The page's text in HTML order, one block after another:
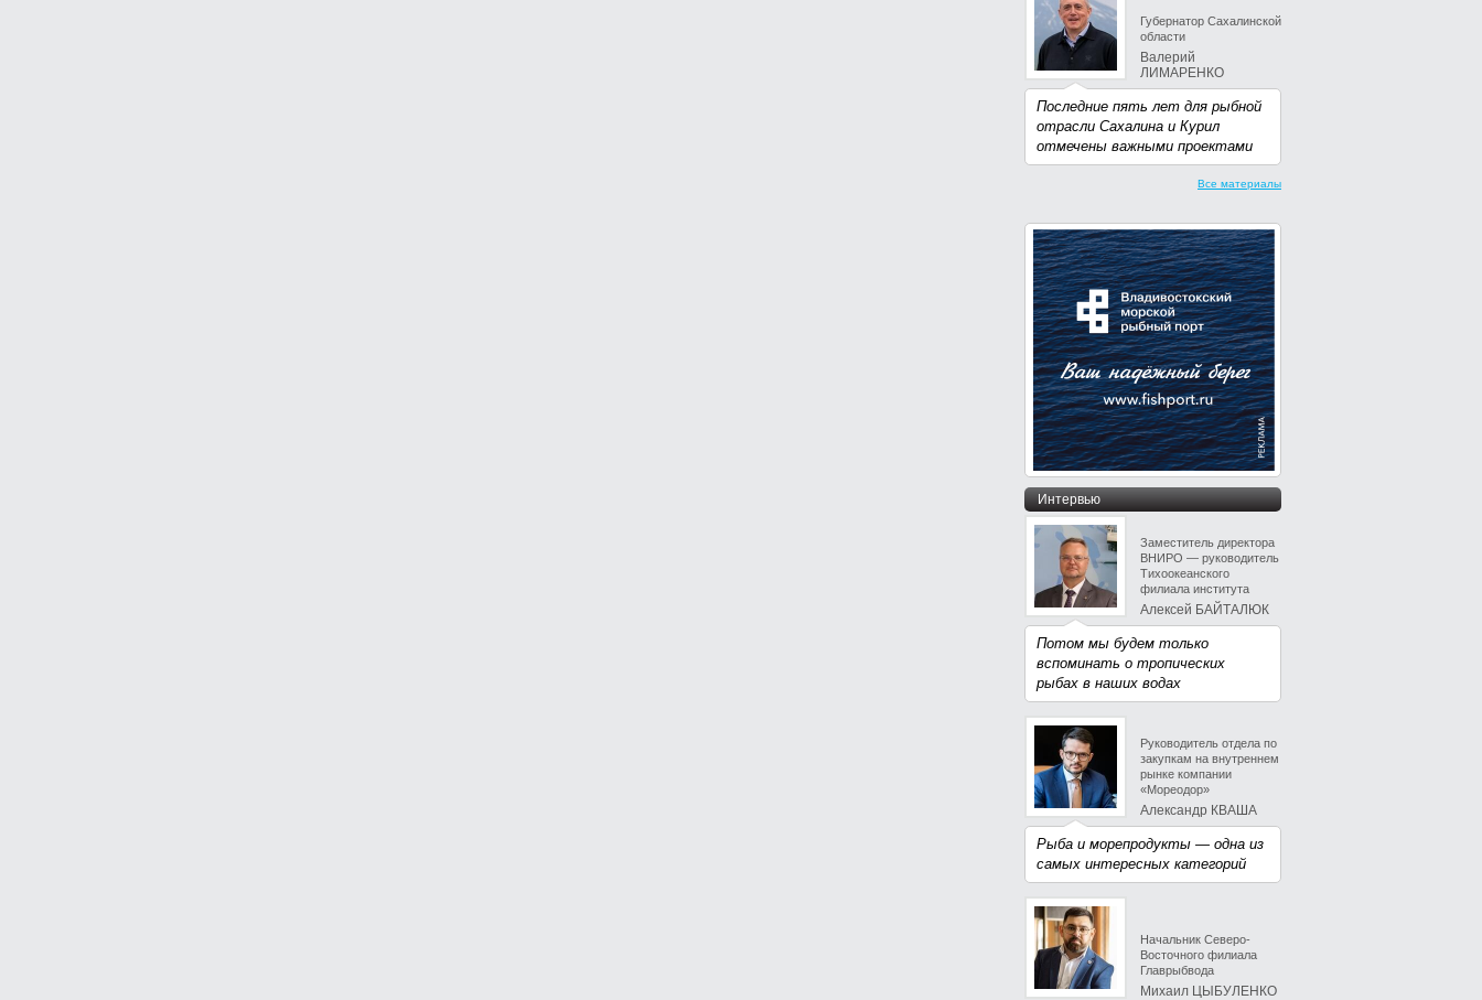
Губернатор Сахалинской
области
Валерий
ЛИМАРЕНКО
Последние пять лет для рыбной
отрасли Сахалина и Курил
отмечены важными проектами
Все материалы
Интервью
Заместитель директора
ВНИРО — руководитель
Тихоокеанского
филиала института
Алексей БАЙТАЛЮК
Потом мы будем только
вспоминать о тропических
рыбах в наших водах
Руководитель отдела по
закупкам на внутреннем
рынке компании
«Мореодор»
Александр КВАША
Рыба и морепродукты — одна из
самых интересных категорий
Начальник Северо-
Восточного филиала
Главрыбвода
Михаил ЦЫБУЛЕНКО